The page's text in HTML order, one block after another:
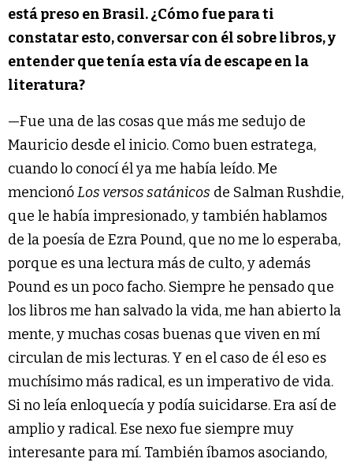
está preso en Brasil. ¿Cómo fue para ti
constatar esto, conversar con él sobre libros, y
entender que tenía esta vía de escape en la
literatura?
—Fue una de las cosas que más me sedujo de
Mauricio desde el inicio. Como buen estratega,
cuando lo conocí él ya me había leído. Me
mencionóLos versos satánicos de Salman Rushdie,
que le había impresionado, y también hablamos
de la poesía de Ezra Pound, que no me lo esperaba,
porque es una lectura más de culto, y además
Pound es un poco facho. Siempre he pensado que
los libros me han salvado la vida, me han abierto la
mente, y muchas cosas buenas que viven en mí
circulan de mis lecturas. Y en el caso de él eso es
muchísimo más radical, es un imperativo de vida.
Si no leía enloquecía y podía suicidarse. Era así de
amplio y radical. Ese nexo fue siempre muy
interesante para mí. También íbamos asociando,